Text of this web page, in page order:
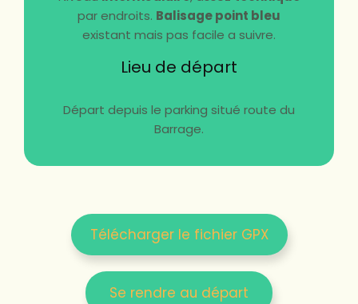
par endroits. Balisage point bleu
existant mais pas facile a suivre.
Lieu de départ
Départ depuis le parking situé route du
Barrage.
Télécharger le fichier GPX
Se rendre au départ